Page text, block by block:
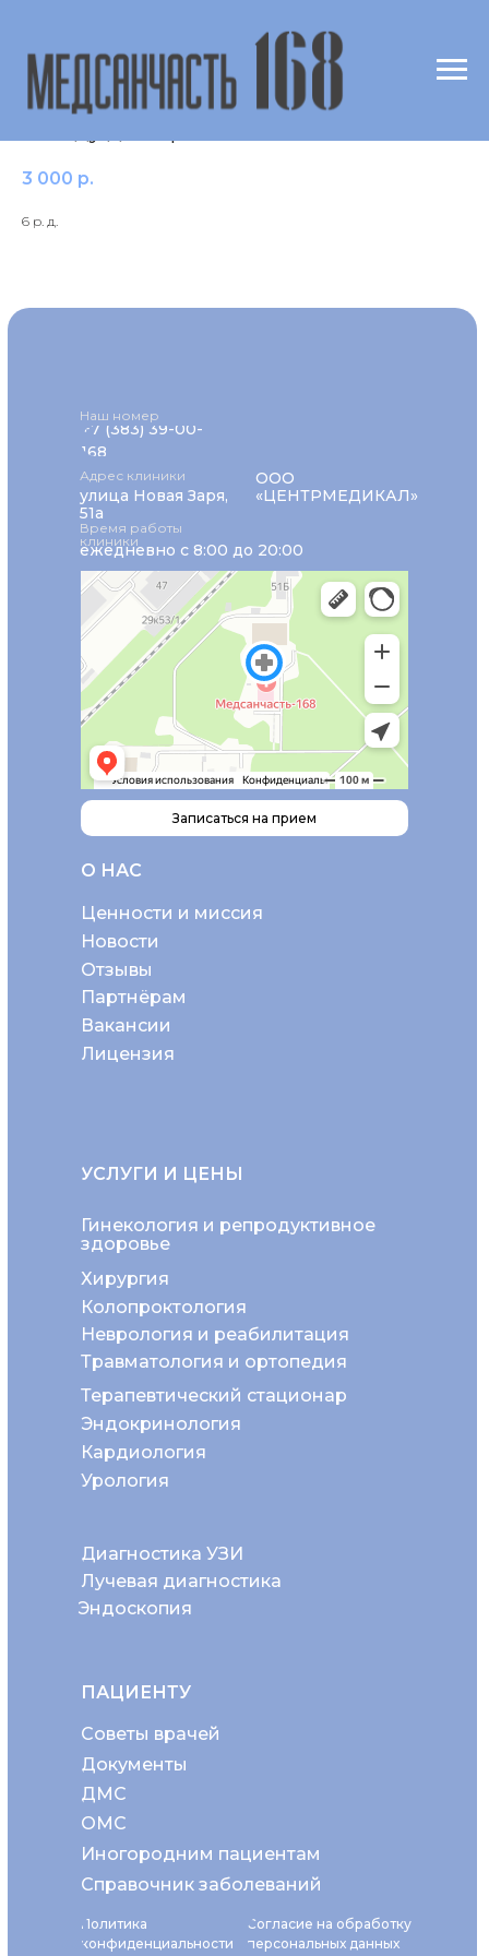
Бор (B) в крови (масспектрометрия) по
3 000 р.
6 р. д.
О НАС
Политика
конфиденциальности
Согласие на обработку
персональных данных
Ценности и миссия
Новости
+7 (383) 39-00-
168
Отзывы
Партнёрам
Вакансии
Лицензия
Неврология и реабилитация
Колопроктология
Хирургия
Гинекология и репродуктивное
здоровье
Диагностика УЗИ
Эндоскопия
Травматология и ортопедия
Эндокринология
Терапевтический стационар
Кардиология
Урология
Лучевая диагностика
УСЛУГИ И ЦЕНЫ
ПАЦИЕНТУ
Советы врачей
ОМС
Документы
ДМС
Иногородним пациентам
Справочник заболеваний
Наш номер
ежедневно с 8:00 до 20:00
Время работы
клиники
Адрес клиники
улица Новая Заря,
51а
ООО
«ЦЕНТРМЕДИКАЛ»
Записаться на прием